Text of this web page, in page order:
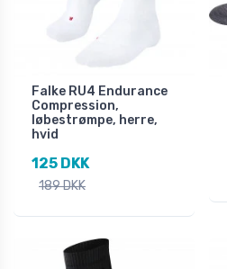
Falke RU4 Endurance
Compression,
løbestrømpe, herre,
hvid
125 DKK
189 DKK